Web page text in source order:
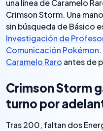
una línea de Caramelo
Crimson Storm. Una
sin búsqueda de Básico
Investigación de
Comunicación Pokémon
Caramelo Raro antes de
Crimson Storm
turno por
Tras 200, faltan dos